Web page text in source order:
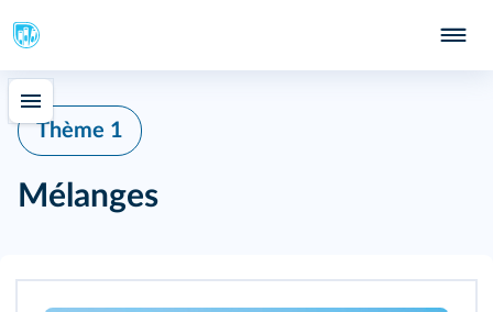
Thème 1
Mélanges